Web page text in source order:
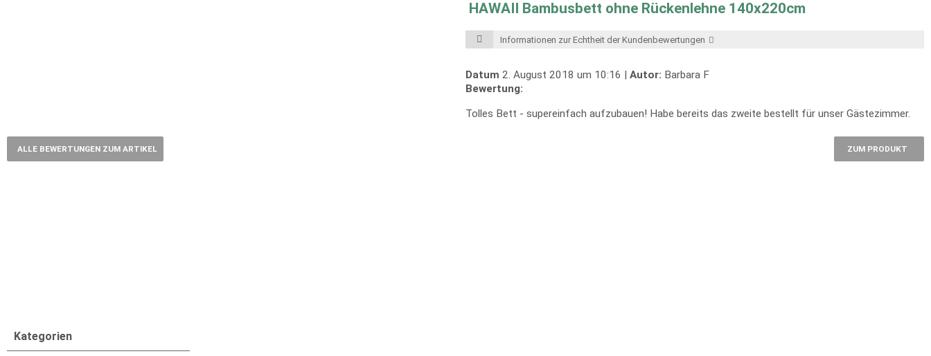
HAWAII Bambusbett ohne Rückenlehne 140x220cm
Informationen zur Echtheit der Kundenbewertungen
Datum 2. August 2018 um 10:16 | Autor: Barbara F
Bewertung:
Tolles Bett - supereinfach aufzubauen! Habe bereits das zweite bestellt für unser Gästezimmer.
ZUM PRODUKT
ALLE BEWERTUNGEN ZUM ARTIKEL
Kategorien